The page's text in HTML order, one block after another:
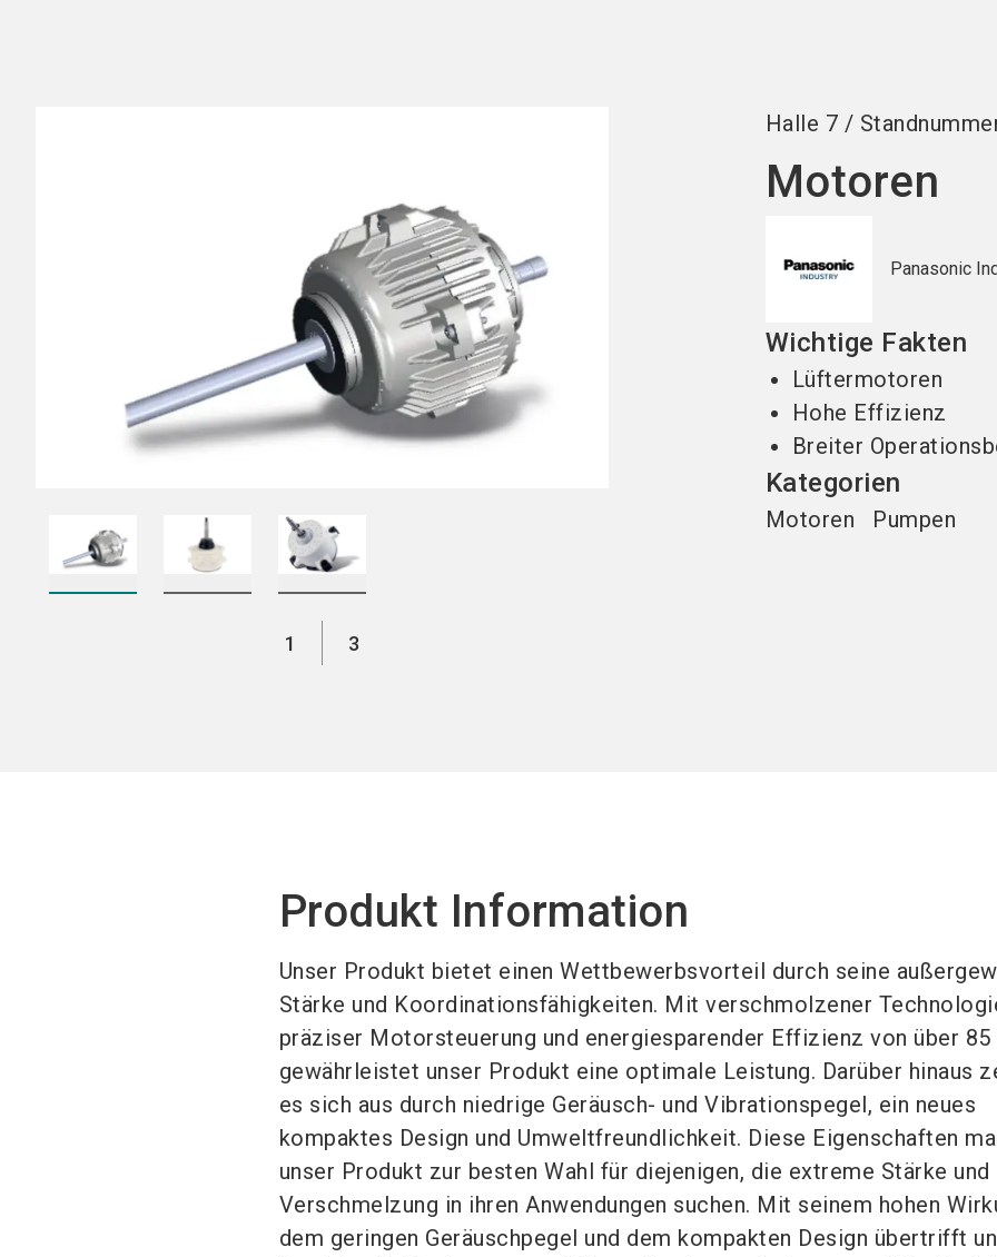
1 3
Halle 7 /
Motoren
Panasonic
Wichtige Fakten
Lüftermotoren
Hohe Effizienz
Breiter
Kategorien
Motoren Pumpen
Produkt Information
Unser Produkt bietet einen Wettbewerbsvorteil durch seine
Stärke und Koordinationsfähigkeiten. Mit verschmolzener
präziser Motorsteuerung und energiesparender Effizienz von über 85
gewährleistet unser Produkt eine optimale Leistung. Darüber hinaus
es sich aus durch niedrige Geräusch- und Vibrationspegel, ein neues
kompaktes Design und Umweltfreundlichkeit. Diese Eigenschaften
unser Produkt zur besten Wahl für diejenigen, die extreme Stärke und
Verschmelzung in ihren Anwendungen suchen. Mit seinem hohen
dem geringen Geräuschpegel und dem kompakten Design übertrifft